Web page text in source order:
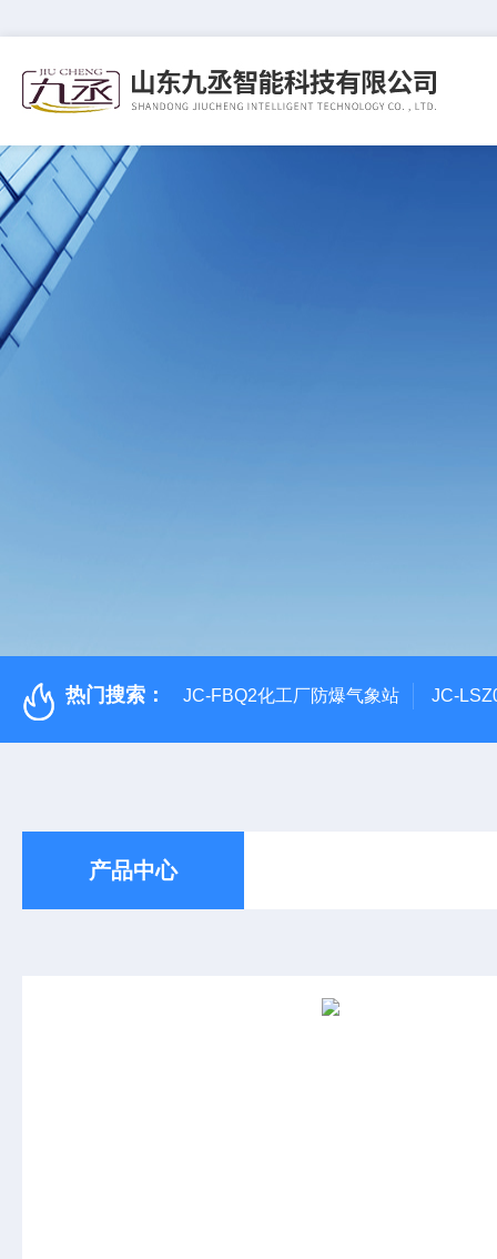
热门搜索： JC-FBQ2化工厂防爆气象站 JC-
产品中心